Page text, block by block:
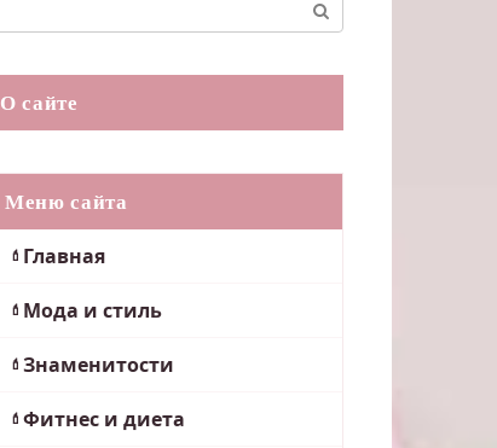
О сайте
Меню сайта
Главная
Мода и стиль
Знаменитости
Фитнес и диета